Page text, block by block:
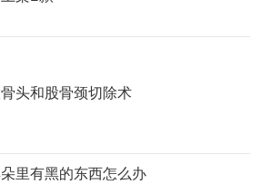
头和股骨颈切除术
里有黑的东西怎么办